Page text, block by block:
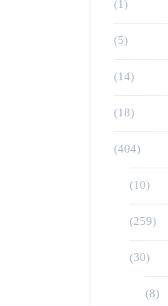
(1)
(5)
(14)
(18)
(404)
(10)
(259)
(30)
(8)